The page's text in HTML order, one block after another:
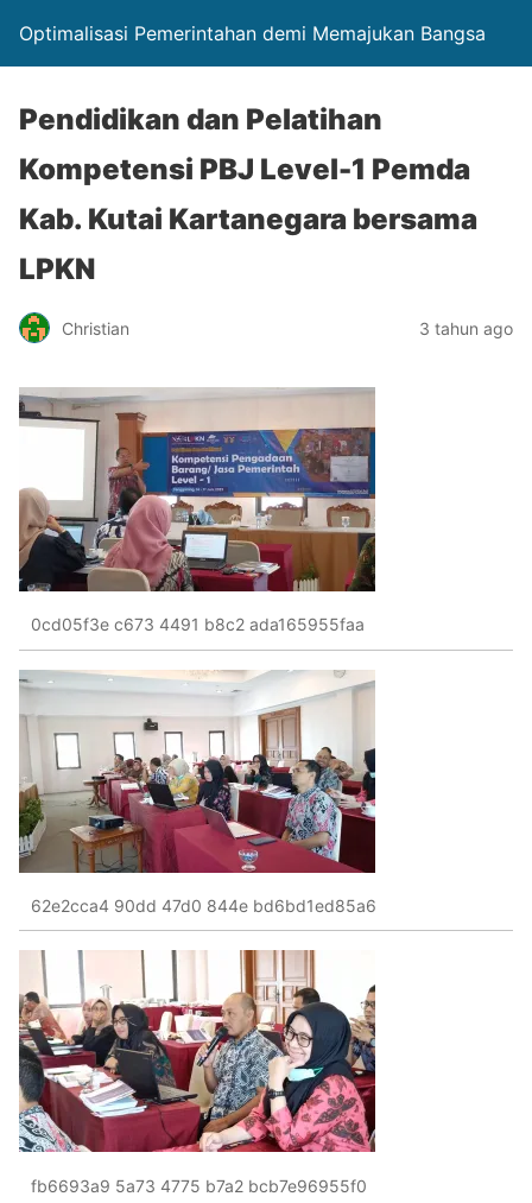
Optimalisasi Pemerintahan demi Memajukan Bangsa
Pendidikan dan Pelatihan
Kompetensi PBJ Level-1 Pemda
Kab. Kutai Kartanegara bersama
LPKN
Christian 3 tahun ago
0cd05f3e c673 4491 b8c2 ada165955faa
62e2cca4 90dd 47d0 844e bd6bd1ed85a6
fb6693a9 5a73 4775 b7a2 bcb7e96955f0